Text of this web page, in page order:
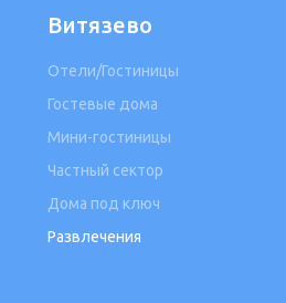
Витязево
Отели/Гостиницы
Гостевые дома
Мини-гостиницы
Частный сектор
Дома под ключ
Развлечения